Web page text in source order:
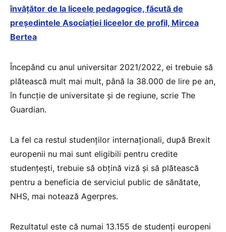
învățător de la liceele pedagogice, făcută de
președintele Asociației liceelor de profil, Mircea
Bertea
Începând cu anul universitar 2021/2022, ei trebuie să
plătească mult mai mult, până la 38.000 de lire pe an,
în funcţie de universitate şi de regiune, scrie The
Guardian.
La fel ca restul studenţilor internaţionali, după Brexit
europenii nu mai sunt eligibili pentru credite
studenţeşti, trebuie să obţină viză şi să plătească
pentru a beneficia de serviciul public de sănătate,
NHS, mai notează Agerpres.
Rezultatul este că numai 13.155 de studenţi europeni